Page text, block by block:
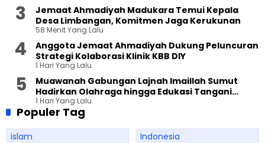
Jemaat Ahmadiyah Madukara Temui Kepala
Desa Limbangan, Komitmen Jaga Kerukunan
58 Menit Yang Lalu
Anggota Jemaat Ahmadiyah Dukung Peluncuran
Strategi Kolaborasi Klinik KBB DIY
1 Hari Yang Lalu
Muawanah Gabungan Lajnah Imaillah Sumut
Hadirkan Olahraga hingga Edukasi Tangani
Sampah
1 Hari Yang Lalu
Populer Tag
islam
Indonesia